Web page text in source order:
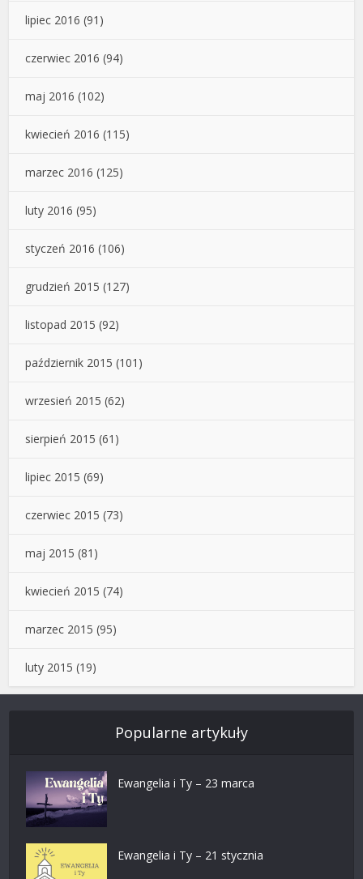
lipiec 2016 (91)
czerwiec 2016 (94)
maj 2016 (102)
kwiecień 2016 (115)
marzec 2016 (125)
luty 2016 (95)
styczeń 2016 (106)
grudzień 2015 (127)
listopad 2015 (92)
październik 2015 (101)
wrzesień 2015 (62)
sierpień 2015 (61)
lipiec 2015 (69)
czerwiec 2015 (73)
maj 2015 (81)
kwiecień 2015 (74)
marzec 2015 (95)
luty 2015 (19)
Popularne artykuły
Ewangelia i Ty – 23 marca
Ewangelia i Ty – 21 stycznia